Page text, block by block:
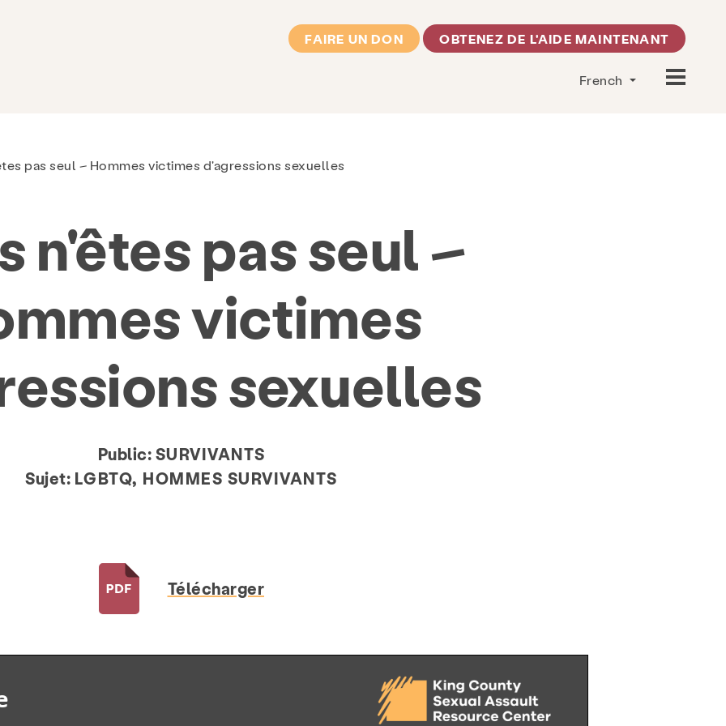
FAIRE UN DON OBTENEZ DE L'AIDE MAINTENANT
French
pas seul – Hommes victimes d'agressions sexuelles
n'êtes pas seul –
victimes
sexuelles
Public: SURVIVANTS
Sujet: LGBTQ, HOMMES SURVIVANTS
Télécharger